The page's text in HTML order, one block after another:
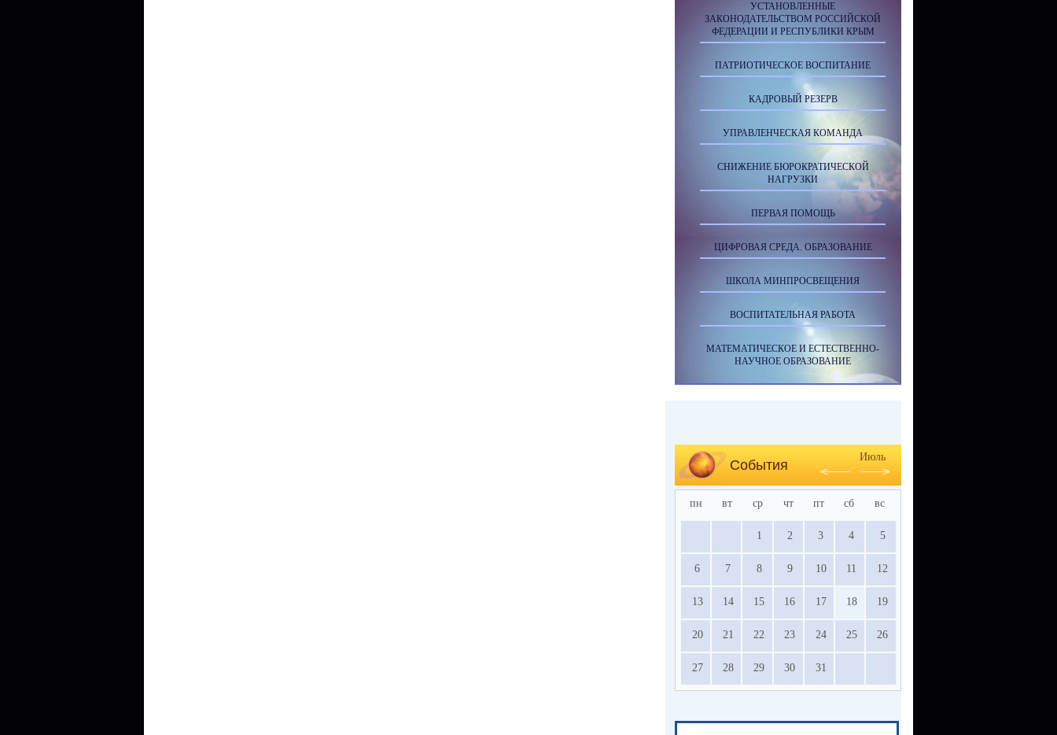
УСТАНОВЛЕННЫЕ
ЗАКОНОДАТЕЛЬСТВОМ РОССИЙСКОЙ
ФЕДЕРАЦИИ И РЕСПУБЛИКИ КРЫМ
ПАТРИОТИЧЕСКОЕ ВОСПИТАНИЕ
КАДРОВЫЙ РЕЗЕРВ
УПРАВЛЕНЧЕСКАЯ КОМАНДА
СНИЖЕНИЕ БЮРОКРАТИЧЕСКОЙ
НАГРУЗКИ
ПЕРВАЯ ПОМОЩЬ
ЦИФРОВАЯ СРЕДА. ОБРАЗОВАНИЕ
ШКОЛА МИНПРОСВЕЩЕНИЯ
ВОСПИТАТЕЛЬНАЯ РАБОТА
МАТЕМАТИЧЕСКОЕ И ЕСТЕСТВЕННО-
НАУЧНОЕ ОБРАЗОВАНИЕ
События
Июль
пн вт ср чт пт сб вс
1 2 3 4 5
6 7 8 9 10 11 12
13 14 15 16 17 18 19
20 21 22 23 24 25 26
27 28 29 30 31